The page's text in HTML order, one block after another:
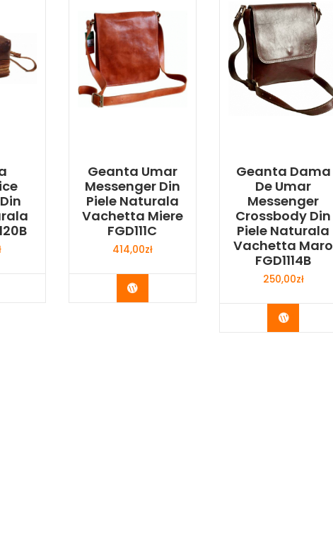
Geanta Umar
Messenger Din
Piele Naturala
Vachetta Miere
FGD111C
414,00zł
Buy Now
Geanta Dama
De Umar
Messenger
Crossbody Din
Piele Naturala
Vachetta Maro
FGD1114B
250,00zł
Buy Now